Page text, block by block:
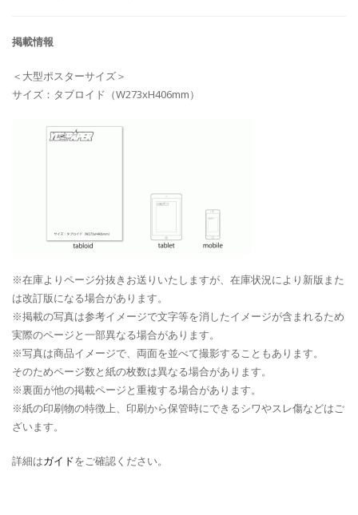
掲載情報
＜大型ポスターサイズ＞
サイズ：タブロイド（W273xH406mm）
※在庫よりページ分抜きお送りいたしますが、在庫状況により新版また
は改訂版になる場合があります。
※掲載の写真は参考イメージで文字等を消したイメージが含まれるため
実際のページと一部異なる場合があります。
※写真は商品イメージで、両面を並べて撮影することもあります。
そのためページ数と紙の枚数は異なる場合があります。
※裏面が他の掲載ページと重複する場合があります。
※紙の印刷物の特徴上、印刷から保管時にできるシワやスレ傷などはご
ざいます。
詳細はガイドをご確認ください。